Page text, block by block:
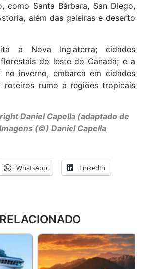
como Santa Bárbara, San Diego,
além das geleiras e deserto
a Nova Inglaterra; cidades
do leste do Canadá; e a
no inverno, embarca em cidades
roteiros rumo a regiões tropicais
Daniel Capella (adaptado de
(©) Daniel Capella
WhatsApp LinkedIn